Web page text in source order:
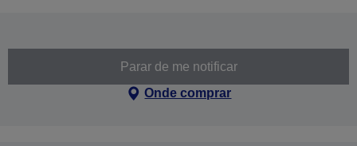
Parar de me notificar
Onde comprar